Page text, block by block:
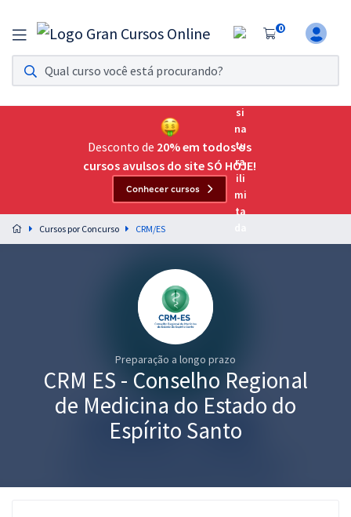
0
Assinatura Ilimitada 11
Acesso a todos os cursos. Teste grátis por 7 dias!
Assinatura OAB Até Passar
Acesso ilimitado a toda preparação para o Exame da
Preparação completa e intensiva para as principais
residências em saúde do Brasil
Graduação
Desconto de 20% em todos os
cursos avulsos do site SÓ HOJE!
Conhecer cursos
Cursos por Concurso CRM/ES
Preparação a longo prazo
CRM ES - Conselho Regional
de Medicina do Estado do
Espírito Santo